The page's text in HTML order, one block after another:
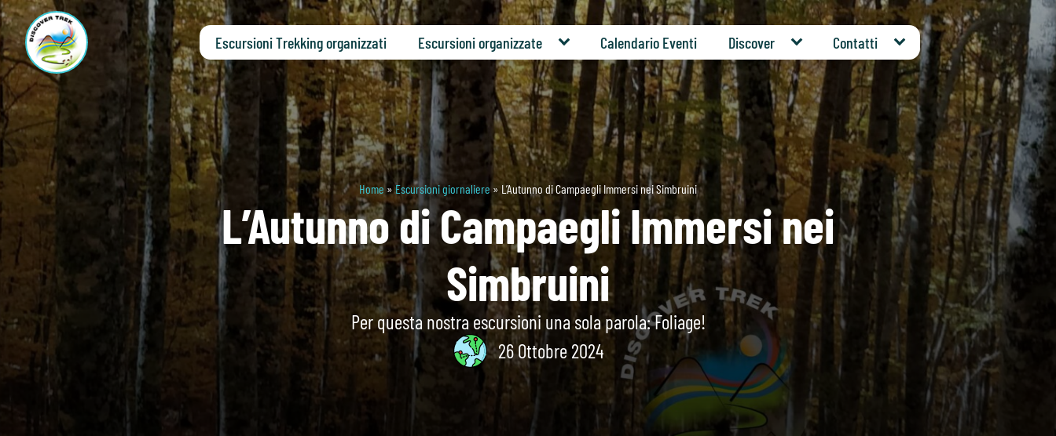
Escursioni Trekking organizzati Escursioni organizzate Calendario Eventi Discover Contatti
Home »Escursioni giornaliere » L’Autunno di Campaegli Immersi nei Simbruini
L’Autunno di Campaegli Immersi nei
Simbruini
Per questa nostra escursioni una sola parola: Foliage!
26 Ottobre 2024